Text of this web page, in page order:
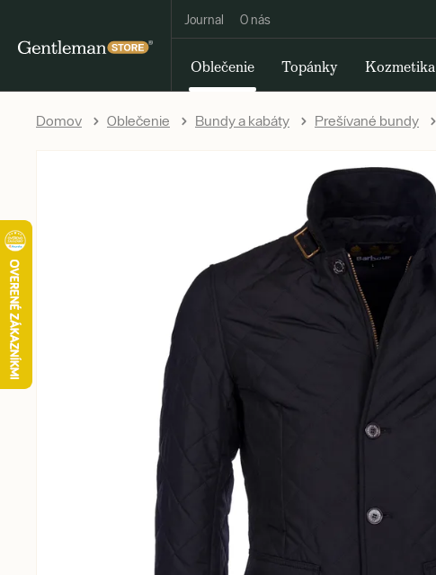
Journal O nás
Oblečenie Topánky Kozmetika
Domov Oblečenie Bundy a kabáty Prešívané bundy